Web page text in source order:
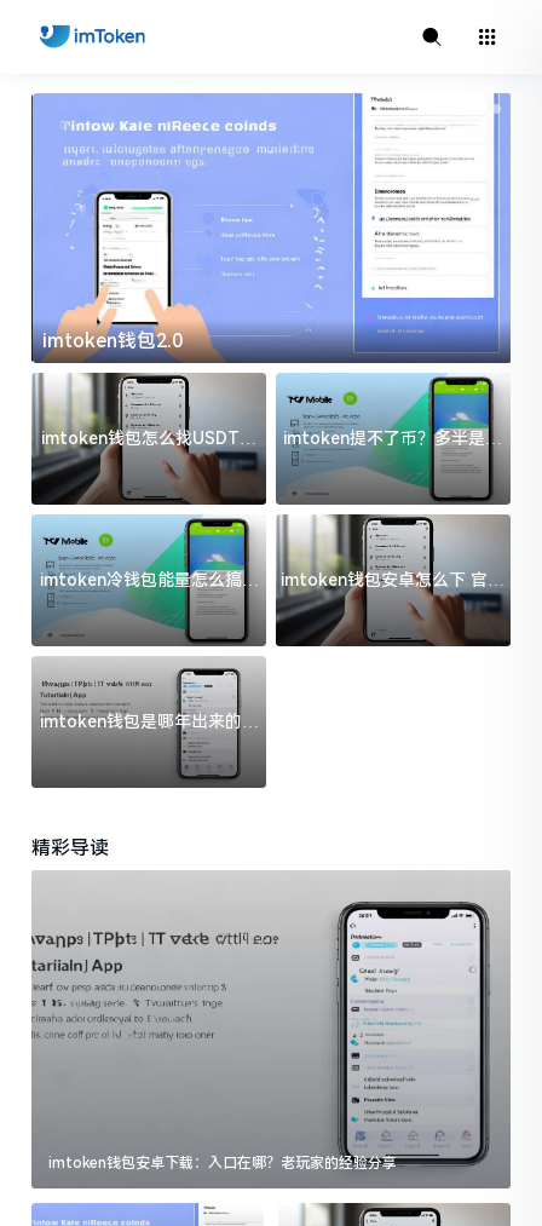
imtoken钱包2.0
imtoken钱包怎么找USDT地
址？三步搞定不踩坑
imtoken提不了币？多半是这
几件事没处理好
imtoken冷钱包能量怎么搞？
过来人告诉你门道
imtoken钱包安卓怎么下 官方
渠道避坑指南
imtoken钱包是哪年出来的？
一文给你说清楚
精彩导读
imtoken钱包安卓下载：入口在哪？老玩家的经验分享